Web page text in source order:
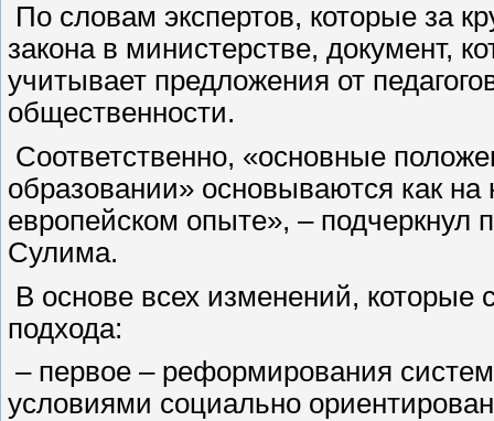
По словам экспертов, которые за
закона в министерстве, документ,
учитывает предложения от
общественности.
Соответственно, «основные
образовании» основываются как
европейском опыте», – подчеркнул
Сулима.
В основе всех изменений,
подхода:
– первое – реформирования
условиями социально